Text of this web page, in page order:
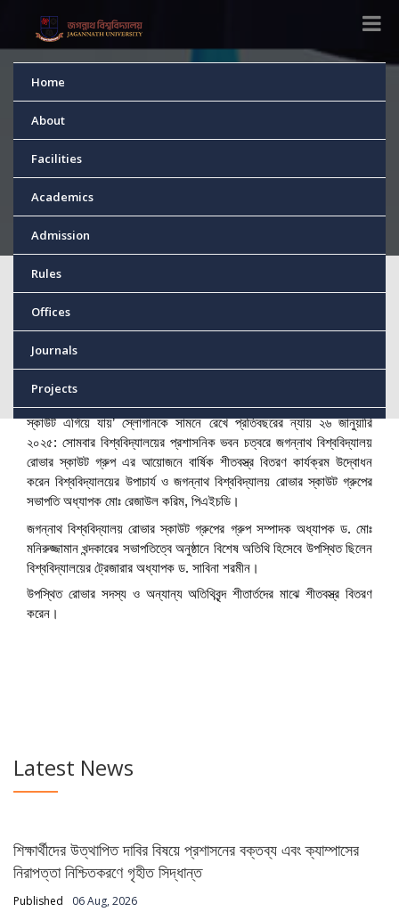
Home
About
Facilities
Academics
Admission
Rules
Offices
Journals
Projects
Library
Portals
Home News
Published 29 Jan, 2025
স্কাউট এগিয়ে যায়’ স্লোগানকে সামনে রেখে প্রতিবছরের ন্যায় ২৬ জানুয়ারি
২০২৫: সোমবার বিশ্ববিদ্যালয়ের প্রশাসনিক ভবন চত্বরে জগন্নাথ বিশ্ববিদ্যালয়
রোভার স্কাউট গ্রুপ এর আয়োজনে বার্ষিক শীতবস্ত্র বিতরণ কার্যক্রম উদ্বোধন
করেন বিশ্ববিদ্যালয়ের উপাচার্য ও জগন্নাথ বিশ্ববিদ্যালয় রোভার স্কাউট গ্রুপের
সভাপতি অধ্যাপক মোঃ রেজাউল করিম, পিএইচডি।
জগন্নাথ বিশ্ববিদ্যালয় রোভার স্কাউট গ্রুপের গ্রুপ সম্পাদক অধ্যাপক ড. মোঃ
মনিরুজ্জামান খন্দকারের সভাপতিত্বে অনুষ্ঠানে বিশেষ অতিথি হিসেবে উপস্থিত ছিলেন
বিশ্ববিদ্যালয়ের ট্রেজারার অধ্যাপক ড. সাবিনা শরমীন।
উপস্থিত রোভার সদস্য ও অন্যান্য অতিথিবৃন্দ শীতার্তদের মাঝে শীতবস্ত্র বিতরণ
করেন।
Latest News
শিক্ষার্থীদের উত্থাপিত দাবির বিষয়ে প্রশাসনের বক্তব্য এবং ক্যাম্পাসের
নিরাপত্তা নিশ্চিতকরণে গৃহীত সিদ্ধান্ত
Published 06 Aug, 2026